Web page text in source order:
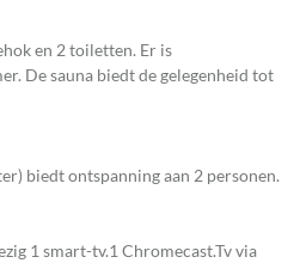
en 2 toiletten. Er is
De sauna biedt de gelegenheid tot
biedt ontspanning aan 2 personen.
1 smart-tv.1 Chromecast.Tv via